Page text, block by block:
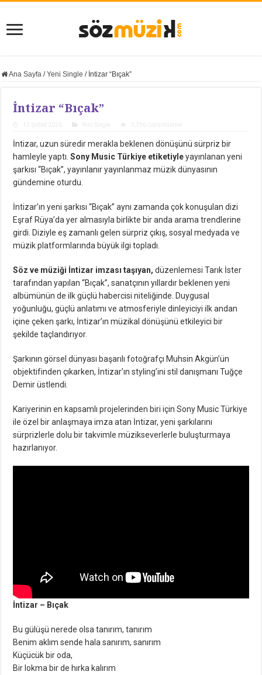
Ana Sayfa / Yeni Single / İntizar “Bıçak”
İntizar “Bıçak”
İntizar, uzun süredir merakla beklenen dönüşünü sürpriz bir
hamleyle yaptı.Sony Music Türkiye etiketiyleyayınlanan yeni
şarkısı “Bıçak”, yayınlanır yayınlanmaz müzik dünyasının
gündemine oturdu.
İntizar’ın yeni şarkısı “Bıçak” aynı zamanda çok konuşulan dizi
Eşraf Rüya’da yer almasıyla birlikte bir anda arama trendlerine
girdi. Diziyle eş zamanlı gelen sürpriz çıkış, sosyal medyada ve
müzik platformlarında büyük ilgi topladı.
Söz ve müziği İntizar imzası taşıyan, düzenlemesi Tarık İster
tarafından yapılan “Bıçak”, sanatçının yıllardır beklenen yeni
albümünün de ilk güçlü habercisi niteliğinde. Duygusal
yoğunluğu, güçlü anlatımı ve atmosferiyle dinleyiciyi ilk andan
içine çeken şarkı, İntizar’ın müzikal dönüşünü etkileyici bir
şekilde taçlandırıyor.
Şarkının görsel dünyası başarılı fotoğrafçı Muhsin Akgün’ün
objektifinden çıkarken, İntizar’ın styling’ini stil danışmanı Tuğçe
Demir üstlendi.
Kariyerinin en kapsamlı projelerinden biri için Sony Music Türkiye
ile özel bir anlaşmaya imza atan İntizar, yeni şarkılarını
sürprizlerle dolu bir takvimle müzikseverlerle buluşturmaya
hazırlanıyor.
İntizar – Bıçak
Bu gülüşü nerede olsa tanırım, tanırım
Benim aklım sende hala sanırım, sanırım
Küçücük bir oda,
Bir lokma bir de hırka kalırım